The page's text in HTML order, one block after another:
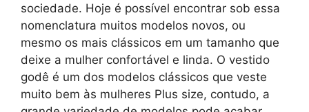
sociedade. Hoje é possível encontrar sob essa
nomenclatura muitos modelos novos, ou
mesmo os mais clássicos em um tamanho que
deixe a mulher confortável e linda. O vestido
godê é um dos modelos clássicos que veste
muito bem às mulheres Plus size, contudo, a